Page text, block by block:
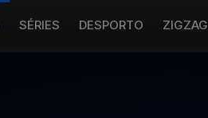
SÉRIES DESPORTO ZIGZAG